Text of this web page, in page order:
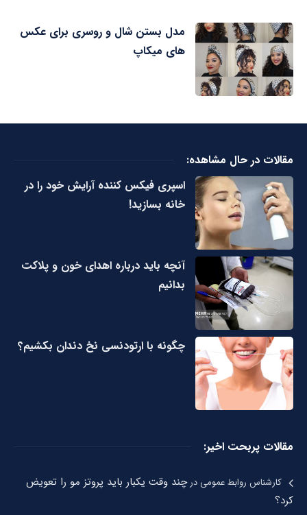
مدل بستن شال و روسری برای عکس
های میکاپ
مقالات در حال مشاهده:
اسپری فیکس کننده آرایش خود را در
خانه بسازید!
آنچه باید درباره اهدای خون و پلاکت
بدانیم
چگونه با ارتودنسی نخ دندان بکشیم؟
مقالات پربحت اخیر:
کارشناس روابط عمومیدرچند وقت یکبار باید پروتز مو را تعویض
کرد؟